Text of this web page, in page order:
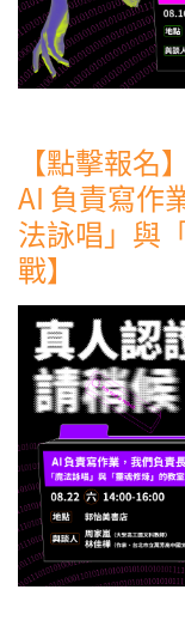
【點擊報名
AI 負責寫作
法詠唱」與
戰】